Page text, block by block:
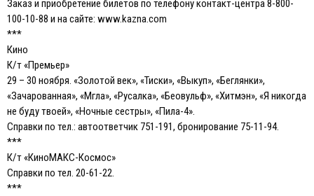
Заказ и приобретение билетов по телефону контакт-центра 8-800-
100-10-88 и на сайте: www.kazna.com
***
Кино
К/т «Премьер»
29 – 30 ноября. «Золотой век», «Тиски», «Выкуп», «Беглянки»,
«Зачарованная», «Мгла», «Русалка», «Беовульф», «Хитмэн», «Я никогда
не буду твоей», «Ночные сестры», «Пила-4».
Справки по тел.: автоответчик 751-191, бронирование 75-11-94.
***
К/т «КиноМАКС-Космос»
Справки по тел. 20-61-22.
***